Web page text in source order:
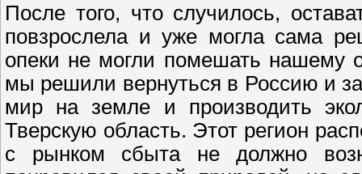
После того, что случилось,
повзрослела и уже могла сама
опеки не могли помешать нашему
мы решили вернуться в Россию и
мир на земле и производить
Тверскую область. Этот регион
с рынком сбыта не должно